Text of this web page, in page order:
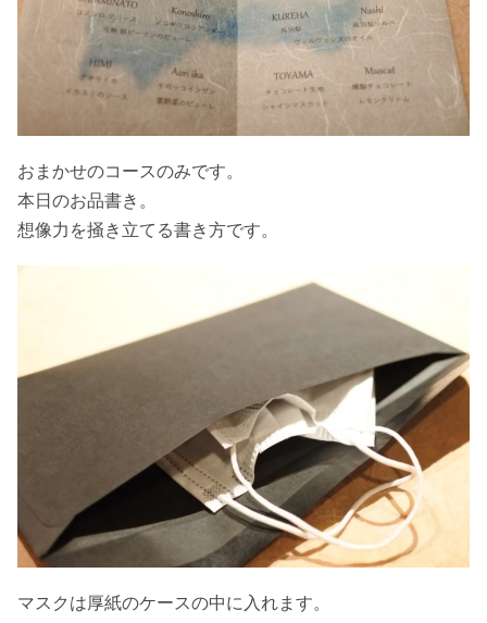
おまかせのコースのみです。
本日のお品書き。
想像力を掻き立てる書き方です。
マスクは厚紙のケースの中に入れます。